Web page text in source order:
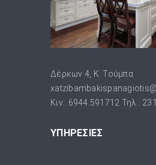
Δέρκων 4, Κ. Τούμπα
Κιν.: 6944.591712 Τηλ.:
ΥΠΗΡΕΣΙΕΣ